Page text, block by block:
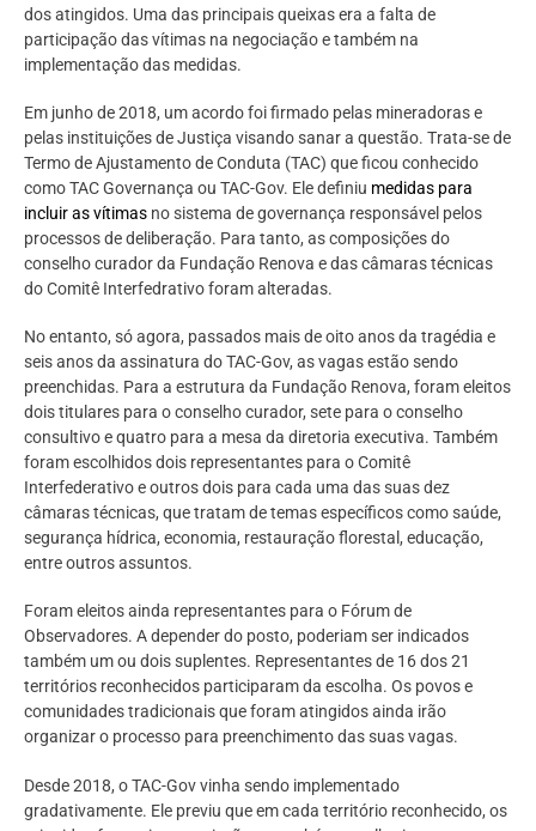
dos atingidos. Uma das principais queixas era a falta de
participação das vítimas na negociação e também na
implementação das medidas.
Em junho de 2018, um acordo foi firmado pelas mineradoras e
pelas instituições de Justiça visando sanar a questão. Trata-se de
Termo de Ajustamento de Conduta (TAC) que ficou conhecido
como TAC Governança ou TAC-Gov. Ele definiu medidas para
incluir as vítimas no sistema de governança responsável pelos
processos de deliberação. Para tanto, as composições do
conselho curador da Fundação Renova e das câmaras técnicas
do Comitê Interfedrativo foram alteradas.
No entanto, só agora, passados mais de oito anos da tragédia e
seis anos da assinatura do TAC-Gov, as vagas estão sendo
preenchidas. Para a estrutura da Fundação Renova, foram eleitos
dois titulares para o conselho curador, sete para o conselho
consultivo e quatro para a mesa da diretoria executiva. Também
foram escolhidos dois representantes para o Comitê
Interfederativo e outros dois para cada uma das suas dez
câmaras técnicas, que tratam de temas específicos como saúde,
segurança hídrica, economia, restauração florestal, educação,
entre outros assuntos.
Foram eleitos ainda representantes para o Fórum de
Observadores. A depender do posto, poderiam ser indicados
também um ou dois suplentes. Representantes de 16 dos 21
territórios reconhecidos participaram da escolha. Os povos e
comunidades tradicionais que foram atingidos ainda irão
organizar o processo para preenchimento das suas vagas.
Desde 2018, o TAC-Gov vinha sendo implementado
gradativamente. Ele previu que em cada território reconhecido, os